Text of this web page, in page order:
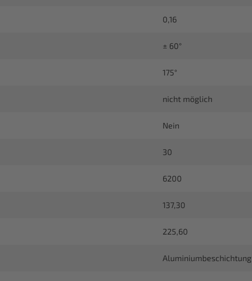
0,16
± 60°
175°
nicht möglich
Nein
30
6200
137,30
225,60
Aluminiumbeschichtung